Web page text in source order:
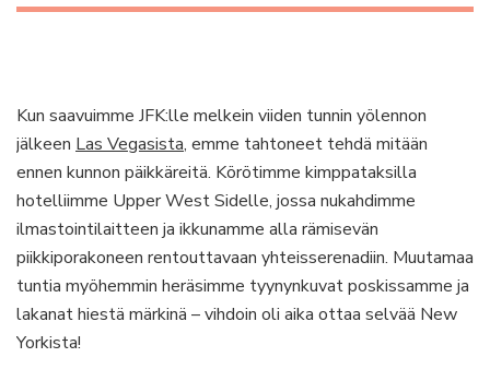
Kun saavuimme JFK:lle melkein viiden tunnin yölennon
jälkeen Las Vegasista, emme tahtoneet tehdä mitään
ennen kunnon päikkäreitä. Körötimme kimppataksilla
hotelliimme Upper West Sidelle, jossa nukahdimme
ilmastointilaitteen ja ikkunamme alla rämisevän
piikkiporakoneen rentouttavaan yhteisserenadiin. Muutamaa
tuntia myöhemmin heräsimme tyynynkuvat poskissamme ja
lakanat hiestä märkinä – vihdoin oli aika ottaa selvää New
Yorkista!